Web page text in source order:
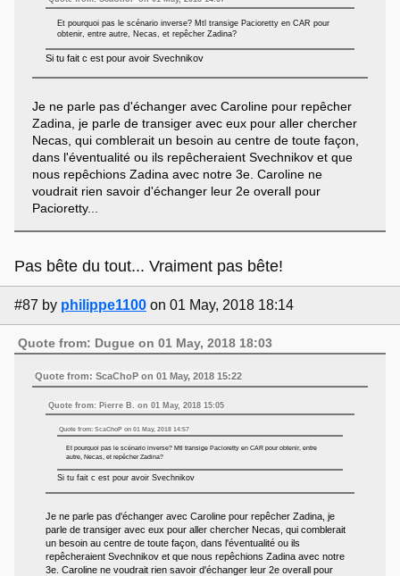
Et pourquoi pas le scénario inverse? Mtl transige Pacioretty en CAR pour
obtenir, entre autre, Necas, et repêcher Zadina?
Si tu fait c est pour avoir Svechnikov
Je ne parle pas d'échanger avec Caroline pour repêcher
Zadina, je parle de transiger avec eux pour aller chercher
Necas, qui comblerait un besoin au centre de toute façon,
dans l'éventualité ou ils repêcheraient Svechnikov et que
nous repêchions Zadina avec notre 3e. Caroline ne
voudrait rien savoir d'échanger leur 2e overall pour
Pacioretty...
Pas bête du tout... Vraiment pas bête!
#87 by philippe1100 on 01 May, 2018 18:14
Quote from: Dugue on 01 May, 2018 18:03
Quote from: ScaChoP on 01 May, 2018 15:22
Quote from: Pierre B. on 01 May, 2018 15:05
Quote from: ScaChoP on 01 May, 2018 14:57
Et pourquoi pas le scénario inverse? Mtl transige Pacioretty en CAR pour obtenir, entre
autre, Necas, et repêcher Zadina?
Si tu fait c est pour avoir Svechnikov
Je ne parle pas d'échanger avec Caroline pour repêcher Zadina, je
parle de transiger avec eux pour aller chercher Necas, qui comblerait
un besoin au centre de toute façon, dans l'éventualité ou ils
repêcheraient Svechnikov et que nous repêchions Zadina avec notre
3e. Caroline ne voudrait rien savoir d'échanger leur 2e overall pour